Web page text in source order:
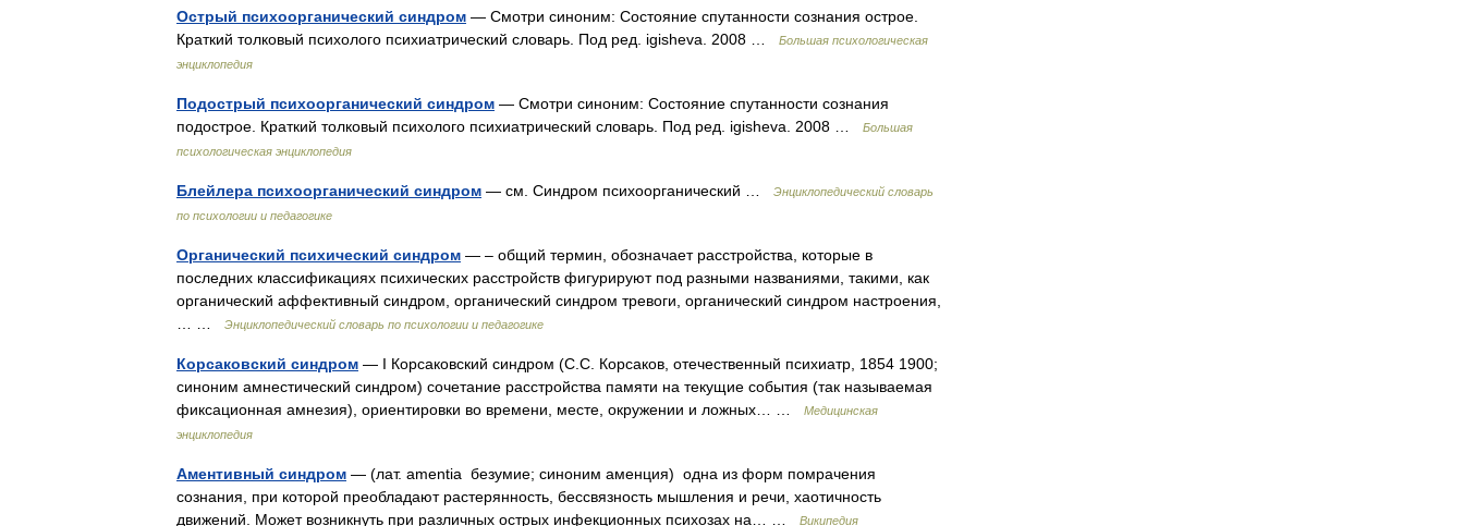
Острый психоорганический синдром — Смотри синоним: Состояние спутанности сознания острое.
Краткий толковый психолого психиатрический словарь. Под ред. igisheva. 2008 …
Большая психологическая
энциклопедия
Подострый психоорганический синдром — Смотри синоним: Состояние спутанности сознания
подострое. Краткий толковый психолого психиатрический словарь. Под ред. igisheva. 2008 …
Большая
психологическая энциклопедия
Блейлера психоорганический синдром — см. Синдром психоорганический …
Энциклопедический словарь
по психологии и педагогике
Органический психический синдром — – общий термин, обозначает расстройства, которые в
последних классификациях психических расстройств фигурируют под разными названиями, такими, как
органический аффективный синдром, органический синдром тревоги, органический синдром настроения,
Энциклопедический словарь по психологии и педагогике
Корсаковский синдром — I Корсаковский синдром (С.С. Корсаков, отечественный психиатр, 1854 1900;
синоним амнестический синдром) сочетание расстройства памяти на текущие события (так называемая
фиксационная амнезия), ориентировки во времени, месте, окружении и ложных… …
Медицинская
энциклопедия
Аментивный синдром — (лат. amentia безумие; синоним аменция) одна из форм помрачения
сознания, при которой преобладают растерянность, бессвязность мышления и речи, хаотичность
движений. Может возникнуть при различных острых инфекционных психозах на… …
Википедия